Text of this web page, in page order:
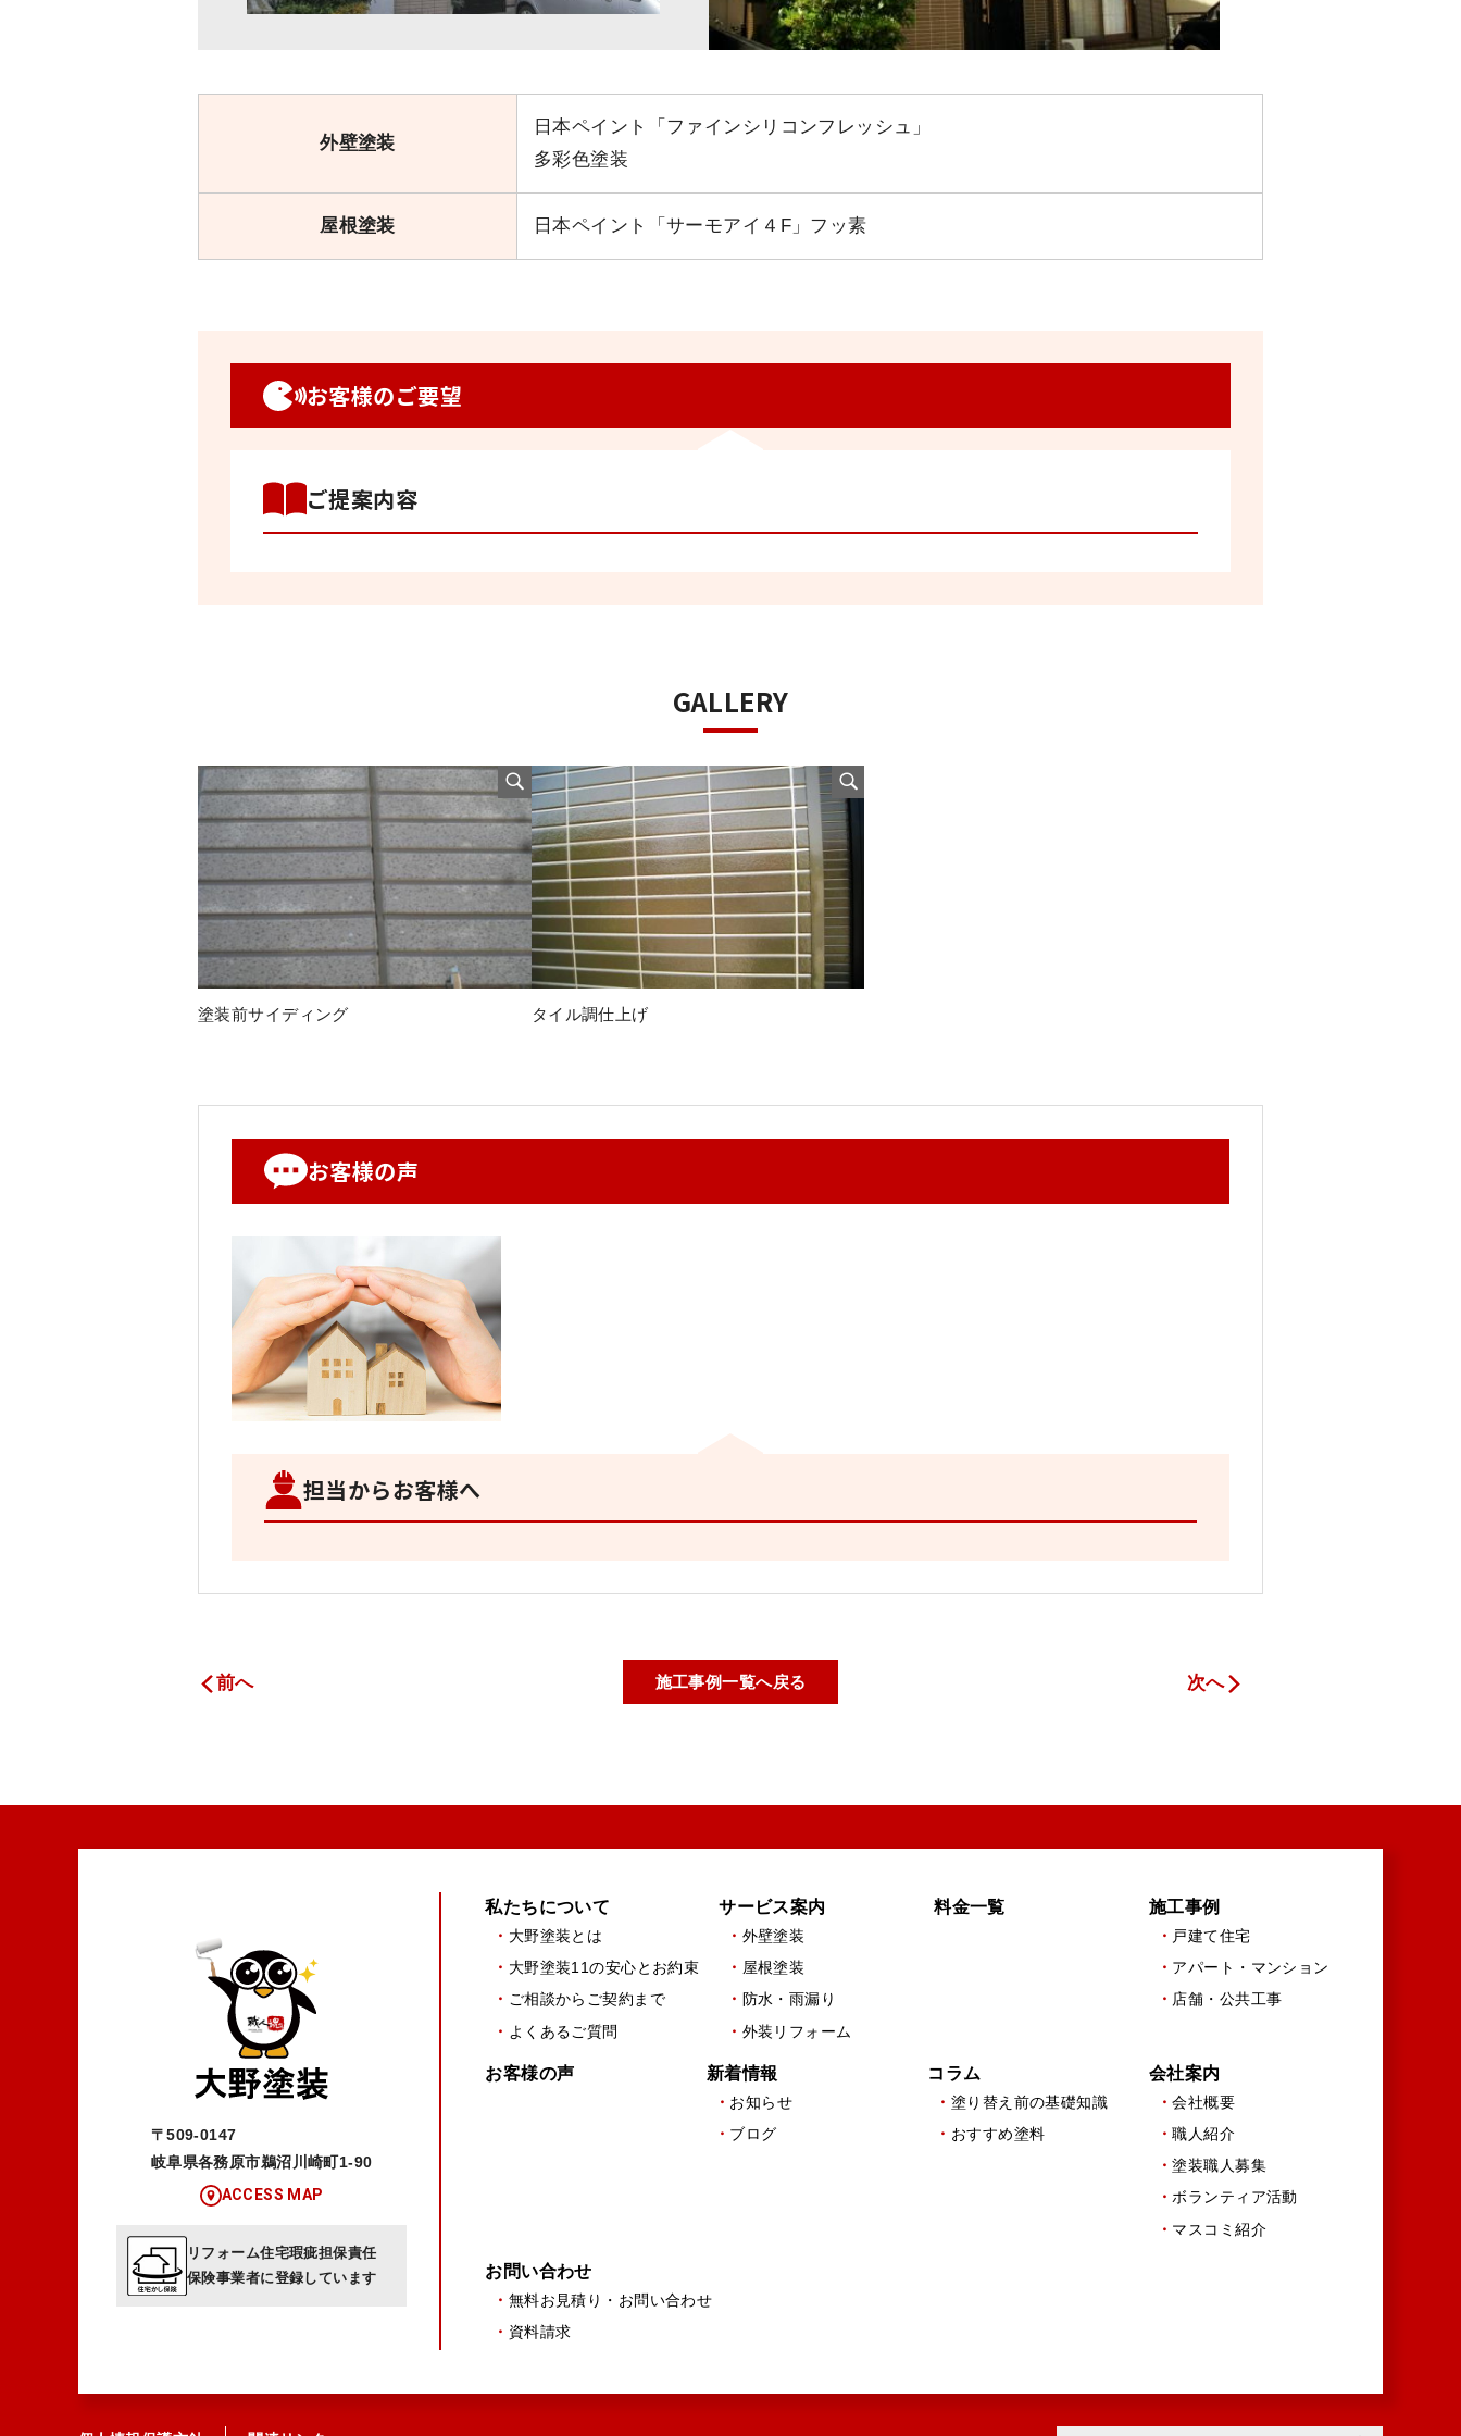
外壁塗装
日本ペイント「ファインシリコンフレッシュ」
多彩色塗装
屋根塗装 日本ペイント「サーモアイ４F」フッ素
お客様のご要望
ご提案内容
GALLERY
塗装前サイディング タイル調仕上げ
お客様の声
担当からお客様へ
前へ 施工事例一覧へ戻る 次へ
〒509-0147
岐阜県各務原市鵜沼川崎町1-90
ACCESS MAP
リフォーム住宅瑕疵担保責任
保険事業者に登録しています
私たちについて
大野塗装とは
大野塗装11の安心とお約束
ご相談からご契約まで
よくあるご質問
サービス案内
外壁塗装
屋根塗装
防水・雨漏り
外装リフォーム
料金一覧 施工事例
戸建て住宅
アパート・マンション
店舗・公共工事
お客様の声 新着情報
お知らせ
ブログ
コラム
塗り替え前の基礎知識
おすすめ塗料
会社案内
会社概要
職人紹介
塗装職人募集
ボランティア活動
マスコミ紹介
お問い合わせ
無料お見積り・お問い合わせ
資料請求